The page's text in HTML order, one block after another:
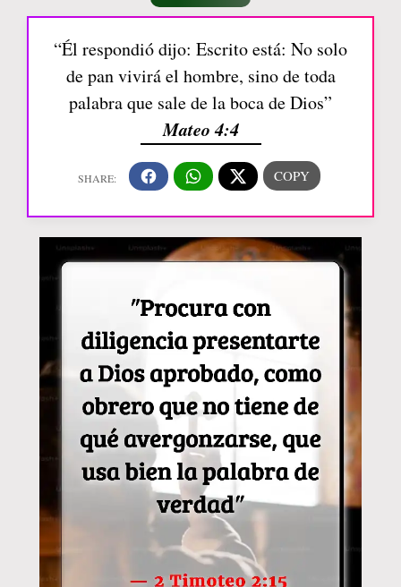
“Él respondió dijo: Escrito está: No solo
de pan vivirá el hombre, sino de toda
palabra que sale de la boca de Dios”
Mateo 4:4